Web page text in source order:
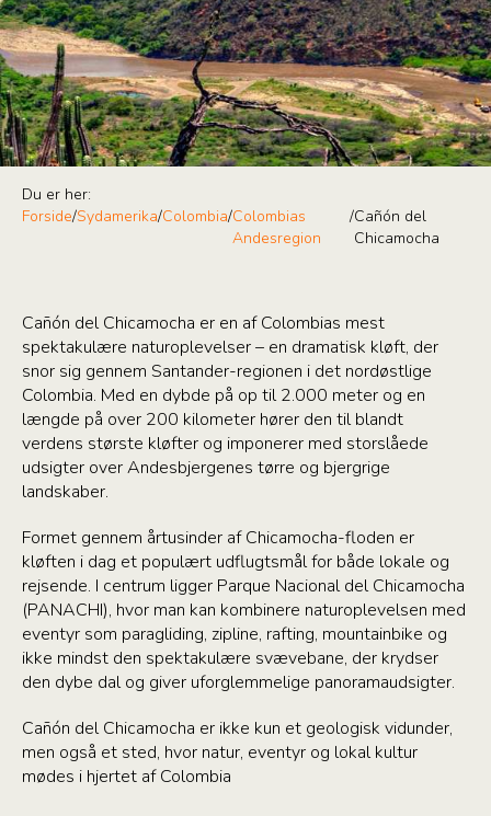
Du er her:
Forside/Sydamerika/Colombia/Colombias
Andesregion
/Cañón del
Chicamocha
Cañón del Chicamocha er en af Colombias mest
spektakulære naturoplevelser – en dramatisk kløft, der
snor sig gennem Santander-regionen i det nordøstlige
Colombia. Med en dybde på op til 2.000 meter og en
længde på over 200 kilometer hører den til blandt
verdens største kløfter og imponerer med storslåede
udsigter over Andesbjergenes tørre og bjergrige
landskaber.
Formet gennem årtusinder af Chicamocha-floden er
kløften i dag et populært udflugtsmål for både lokale og
rejsende. I centrum ligger Parque Nacional del Chicamocha
(PANACHI), hvor man kan kombinere naturoplevelsen med
eventyr som paragliding, zipline, rafting, mountainbike og
ikke mindst den spektakulære svævebane, der krydser
den dybe dal og giver uforglemmelige panoramaudsigter.
Cañón del Chicamocha er ikke kun et geologisk vidunder,
men også et sted, hvor natur, eventyr og lokal kultur
mødes i hjertet af Colombia